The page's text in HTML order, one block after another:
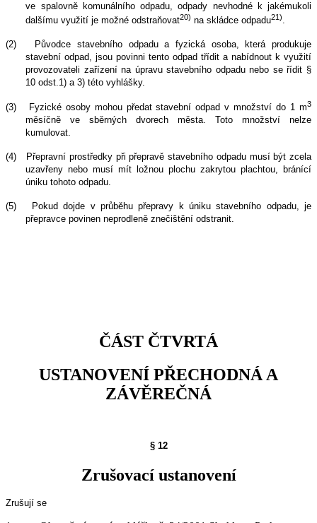
ve spalovně komunálního odpadu, odpady nevhodné k jakémukoli
dalšímu využití je možné odstraňovat20) na skládce odpadu21)
(2) Původce stavebního odpadu a fyzická osoba,
která produkuje
stavební odpad, jsou povinni tento odpad třídit a nabídnout k využití
provozovateli zařízení na úpravu stavebního odpadu nebo se řídit §
10 odst.1) a 3) této vyhlášky.
(3) Fyzické osoby mohou předat stavební odpad v množství do 1 m3
měsíčně ve sběrných dvorech města. Toto množství nelze
kumulovat.
(4)
Přepravní prostředky při přepravě stavebního odpadu musí být zcela
uzavřeny nebo musí mít ložnou plochu zakrytou plachtou, bránící
úniku tohoto odpadu.
(5)
Pokud dojde v průběhu přepravy k úniku stavebního odpadu, je
přepravce povinen neprodleně znečištění odstranit.
ČÁST ČTVRTÁ
USTANOVENÍ PŘECHODNÁ A
ZÁVĚREČNÁ
§ 12
Zrušovací ustanovení
Zrušují se